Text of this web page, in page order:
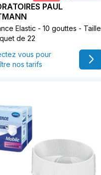
PAUL
Elastic - 10 gouttes - Taille
de 22
vous pour
nos tarifs